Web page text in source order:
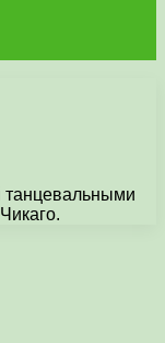
танцевальными